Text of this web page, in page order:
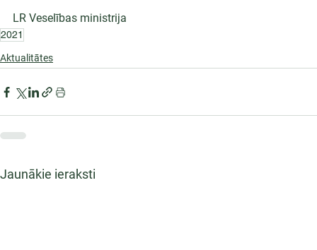
LR Veselības ministrija
2021
Aktualitātes
Jaunākie ieraksti